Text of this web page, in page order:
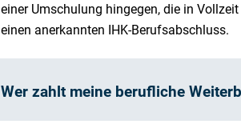
einer Umschulung hingegen, die in
einen anerkannten IHK-Berufsabschluss.
Wer zahlt meine berufliche